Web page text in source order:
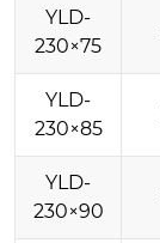
YLD-
230×75
YLD-
230×85
YLD-
230×90